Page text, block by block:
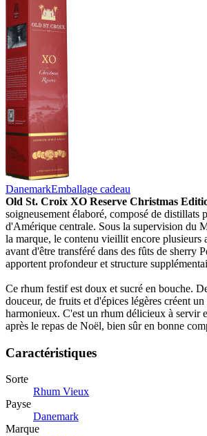
DanemarkEmballage cadeau
Old St. Croix XO Reserve Christmas
soigneusement élaboré, composé de distillats
d'Amérique centrale. Sous la supervision du
la marque, le contenu vieillit encore plusieurs
avant d'être transféré dans des fûts de sherry
apportent profondeur et structure
Ce rhum festif est doux et sucré en bouche.
douceur, de fruits et d'épices légères créent
harmonieux. C'est un rhum délicieux à servir
après le repas de Noël, bien sûr en bonne
Caractéristiques
Sorte
Rhum Vieux
Payse
Danemark
Marque